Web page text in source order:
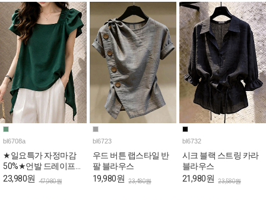
bl6708a
★일요특가 자정마감
50%★언발 드레이프
퍼프 스퀘어 블라우스
23,980원 47,980원
bl6723
우드 버튼 랩스타일 반
팔 블라우스
19,980원 23,480원
bl6732
시크 블랙 스트링 카라
블라우스
21,980원 23,580원